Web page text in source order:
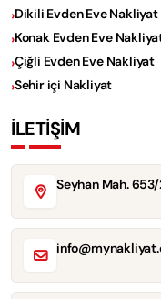
Dikili Evden Eve Nakliyat
Konak Evden Eve
Çiğli Evden Eve Nakliyat
Sehir içi Nakliyat
İLETİŞİM
Seyhan Mah.